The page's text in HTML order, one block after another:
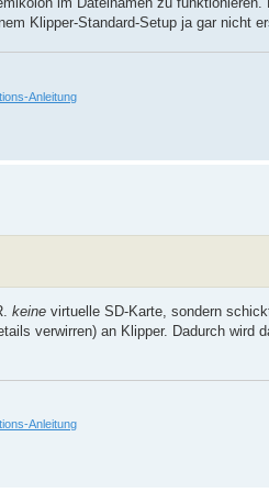
Klipper-Standard-Setup ja gar nicht
Anleitung
keine virtuelle SD-Karte, sondern
verwirren) an Klipper. Dadurch wird
Anleitung